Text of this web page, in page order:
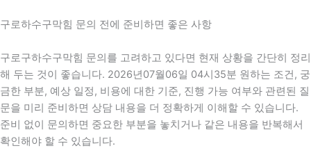
구로하수구막힘 문의 전에 준비하면 좋은 사항
구로구하수구막힘 문의를 고려하고 있다면 현재 상황을 간단히 정리
해 두는 것이 좋습니다. 2026년07월06일 04시35분 원하는 조건, 궁
금한 부분, 예상 일정, 비용에 대한 기준, 진행 가능 여부와 관련된 질
문을 미리 준비하면 상담 내용을 더 정확하게 이해할 수 있습니다.
준비 없이 문의하면 중요한 부분을 놓치거나 같은 내용을 반복해서
확인해야 할 수 있습니다.